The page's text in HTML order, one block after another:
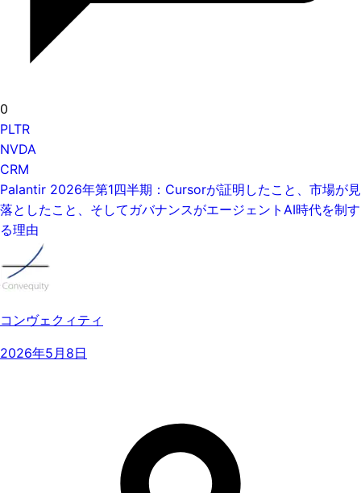
0
PLTR
NVDA
CRM
Palantir 2026年第1四半期：Cursorが証明したこと、市場が見
落としたこと、そしてガバナンスがエージェントAI時代を制す
る理由
コンヴェクィティ
2026年5月8日